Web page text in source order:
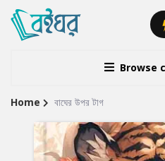
Browse
Site
Breadcrumb
Home বাঘের উপর টাগ